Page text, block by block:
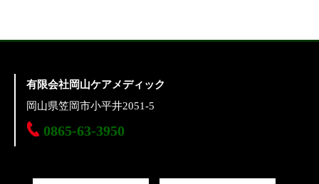
有限会社岡山ケアメディック
岡山県笠岡市小平井2051-5
0865-63-3950